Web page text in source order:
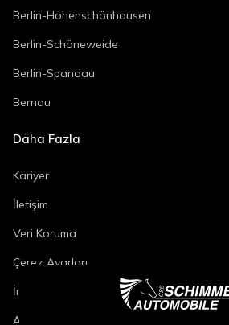
Berlin-Hohenschönhausen
Berlin-Schöneweide
Berlin-Spandau
Bernau
Daha Fazla
Kariyer
İletişim
Veri Koruma
Çerez Ayarları
İmza
Araç Onarım Koşulları